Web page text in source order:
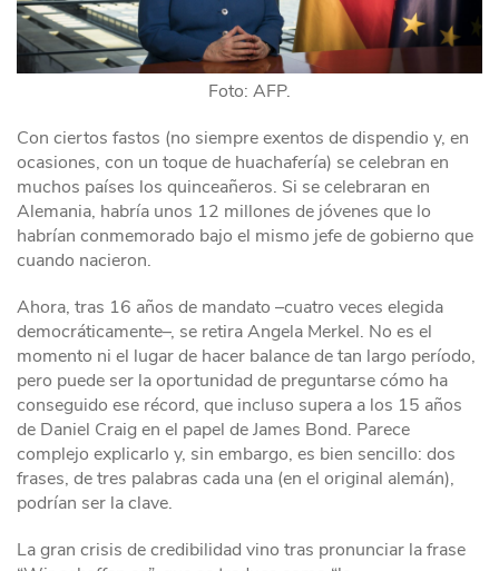
Foto: AFP.
Con ciertos fastos (no siempre exentos de dispendio y, en
ocasiones, con un toque de huachafería) se celebran en
muchos países los quinceañeros. Si se celebraran en
Alemania, habría unos 12 millones de jóvenes que lo
habrían conmemorado bajo el mismo jefe de gobierno que
cuando nacieron.
Ahora, tras 16 años de mandato –cuatro veces elegida
democráticamente–, se retira Angela Merkel. No es el
momento ni el lugar de hacer balance de tan largo período,
pero puede ser la oportunidad de preguntarse cómo ha
conseguido ese récord, que incluso supera a los 15 años
de Daniel Craig en el papel de James Bond. Parece
complejo explicarlo y, sin embargo, es bien sencillo: dos
frases, de tres palabras cada una (en el original alemán),
podrían ser la clave.
La gran crisis de credibilidad vino tras pronunciar la frase